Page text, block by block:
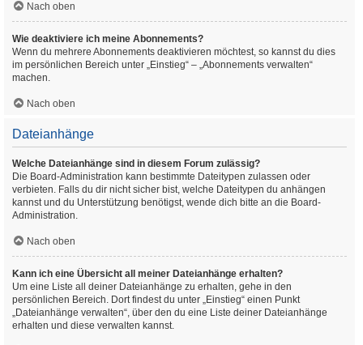
Nach oben
Wie deaktiviere ich meine Abonnements?
Wenn du mehrere Abonnements deaktivieren möchtest, so kannst du dies
im persönlichen Bereich unter „Einstieg“ – „Abonnements verwalten“
machen.
Nach oben
Dateianhänge
Welche Dateianhänge sind in diesem Forum zulässig?
Die Board-Administration kann bestimmte Dateitypen zulassen oder
verbieten. Falls du dir nicht sicher bist, welche Dateitypen du anhängen
kannst und du Unterstützung benötigst, wende dich bitte an die Board-
Administration.
Nach oben
Kann ich eine Übersicht all meiner Dateianhänge erhalten?
Um eine Liste all deiner Dateianhänge zu erhalten, gehe in den
persönlichen Bereich. Dort findest du unter „Einstieg“ einen Punkt
„Dateianhänge verwalten“, über den du eine Liste deiner Dateianhänge
erhalten und diese verwalten kannst.